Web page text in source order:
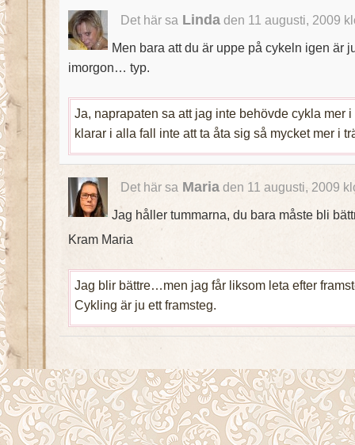
Det här sa Lindaden 11 augusti, 2009
Men bara att du är uppe på cykeln igen är
imorgon… typ.
Ja, naprapaten sa att jag inte behövde cykla mer
klarar i alla fall inte att ta åta sig så mycket mer i
Det här sa Mariaden 11 augusti, 2009
Jag håller tummarna, du bara måste bli
Kram Maria
Jag blir bättre…men jag får liksom leta efter
Cykling är ju ett framsteg.